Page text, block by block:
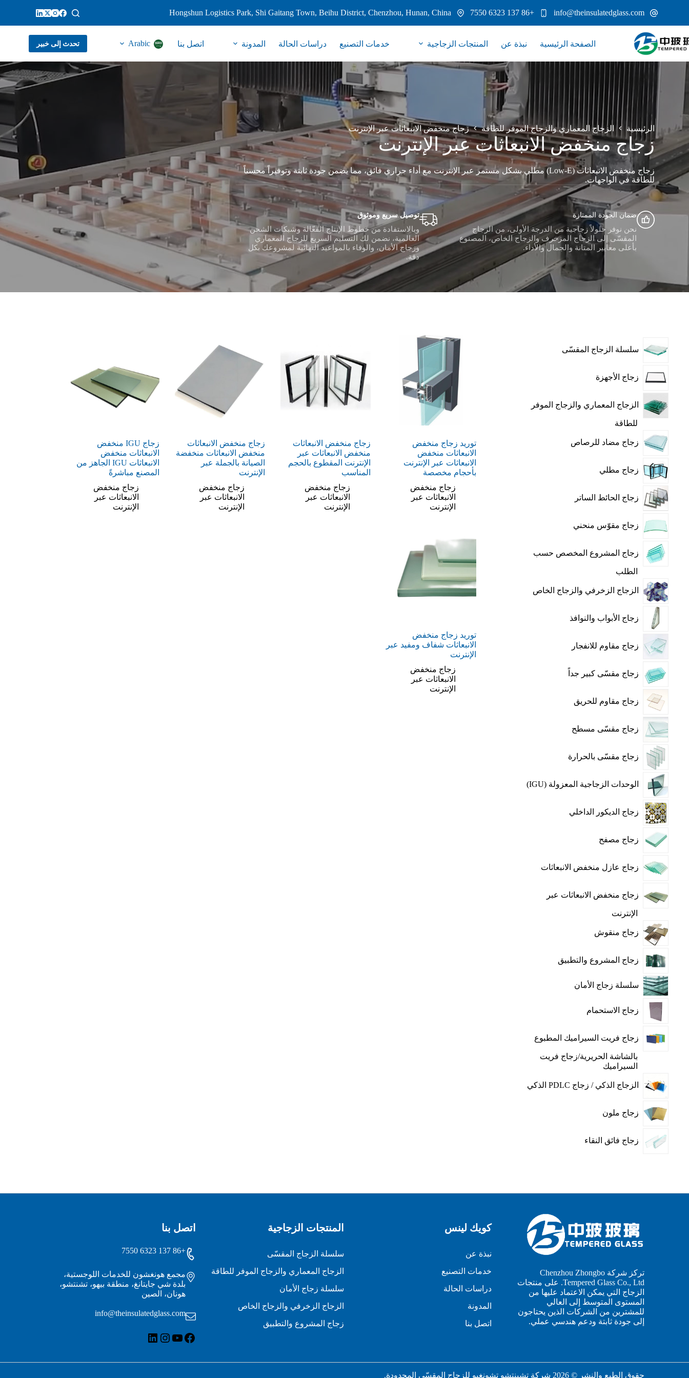
المحتوى
info@theinsulatedglass.com
+86 137 6323 7550
Hongshun Logistics Park, Shi Gaitang Town, Beihu District, Chenzhou, Hunan, China
الصفحة الرئيسية نبذة عن المنتجات الزجاجية خدمات التصنيع دراسات الحالة المدونة اتصل بنا Arabic تحدث إلى خبير
الرئيسية الزجاج المعماري والزجاج الموفر للطاقة زجاج منخفض الانبعاثات عبر الإنترنت
زجاج منخفض الانبعاثات عبر الإنترنت
زجاج منخفض الانبعاثات (Low-E) مطلي بشكل مستمر عبر الإنترنت مع أداء حراري فائق، مما يضمن جودة ثابتة وتوفيراً محسناً
للطاقة في الواجهات.
ضمان الجودة الممتازة
نحن نوفر حلولاً زجاجية من الدرجة الأولى، من الزجاج
المقسّى إلى الزجاج المزخرف والزجاج الخاص، المصنوع
بأعلى معايير المتانة والجمال والأداء.
توصيل سريع وموثوق
وبالاستفادة من خطوط الإنتاج الفعّالة وشبكات الشحن
العالمية، نضمن لك التسليم السريع للزجاج المعماري
وزجاج الأمان، والوفاء بالمواعيد النهائية لمشروعك بكل
دقة.
توريد زجاج منخفض
الانبعاثات منخفض
الانبعاثات عبر الإنترنت
بأحجام مخصصة
زجاج منخفض
الانبعاثات عبر
الإنترنت
زجاج منخفض الانبعاثات
منخفض الانبعاثات عبر
الإنترنت المقطوع بالحجم
المناسب
زجاج منخفض
الانبعاثات عبر
الإنترنت
زجاج منخفض الانبعاثات
منخفض الانبعاثات منخفضة
الصيانة بالجملة عبر
الإنترنت
زجاج منخفض
الانبعاثات عبر
الإنترنت
زجاج IGU منخفض
الانبعاثات منخفض
الانبعاثات IGU الجاهز من
المصنع مباشرةً
زجاج منخفض
الانبعاثات عبر
الإنترنت
توريد زجاج منخفض
الانبعاثات شفاف ومفيد عبر
الإنترنت
زجاج منخفض
الانبعاثات عبر
الإنترنت
سلسلة الزجاج المقسّى
زجاج الأجهزة
الزجاج المعماري والزجاج الموفر
للطاقة
زجاج مضاد للرصاص
زجاج مطلي
زجاج الحائط الساتر
زجاج مقوّس منحني
زجاج المشروع المخصص حسب
الطلب
الزجاج الزخرفي والزجاج الخاص
زجاج الأبواب والنوافذ
زجاج مقاوم للانفجار
زجاج مقسّى كبير جداً
زجاج مقاوم للحريق
زجاج مقسّى مسطح
زجاج مقسّى بالحرارة
الوحدات الزجاجية المعزولة (IGU)
زجاج الديكور الداخلي
زجاج مصفح
زجاج عازل منخفض الانبعاثات
زجاج منخفض الانبعاثات عبر
الإنترنت
زجاج منقوش
زجاج المشروع والتطبيق
سلسلة زجاج الأمان
زجاج الاستحمام
زجاج فريت السيراميك المطبوع
بالشاشة الحريرية/زجاج فريت
السيراميك
الزجاج الذكي / زجاج PDLC الذكي
زجاج ملون
زجاج فائق النقاء
تركز شركة Chenzhou Zhongbo
Tempered Glass Co., Ltd. على منتجات
الزجاج التي يمكن الاعتماد عليها من
المستوى المتوسط إلى العالي
للمشترين من الشركات الذين يحتاجون
إلى جودة ثابتة ودعم هندسي عملي.
كويك لينس
نبذة عن
خدمات التصنيع
دراسات الحالة
المدونة
اتصل بنا
المنتجات الزجاجية
سلسلة الزجاج المقسّى
الزجاج المعماري والزجاج الموفر للطاقة
سلسلة زجاج الأمان
الزجاج الزخرفي والزجاج الخاص
زجاج المشروع والتطبيق
اتصل بنا
+86 137 6323 7550
مجمع هونغشون للخدمات اللوجستية،
بلدة شي جايتانغ، منطقة بيهو، تشنتشو،
هونان، الصين
info@theinsulatedglass.com
فيسبوك
يوتيوب
انستقرام
لينكد إن
حقوق الطبع والنشر © 2026 شركة تشينتشو تشونغبو للزجاج المقسّى المحدودة.